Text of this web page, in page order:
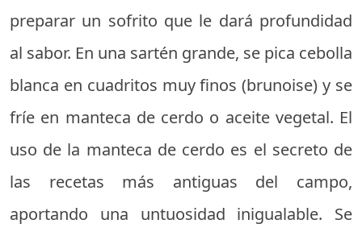
preparar un sofrito que le dará profundidad
al sabor. En una sartén grande, se pica cebolla
blanca en cuadritos muy finos (brunoise) y se
fríe en manteca de cerdo o aceite vegetal. El
uso de la manteca de cerdo es el secreto de
las recetas más antiguas del campo,
aportando una untuosidad inigualable. Se